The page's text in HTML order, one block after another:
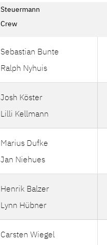
Steuermann
Crew
Sebastian Bunte
Ralph Nyhuis
Josh Köster
Lilli Kellmann
Marius Dufke
Jan Niehues
Henrik Balzer
Lynn Hübner
Carsten Wiegel